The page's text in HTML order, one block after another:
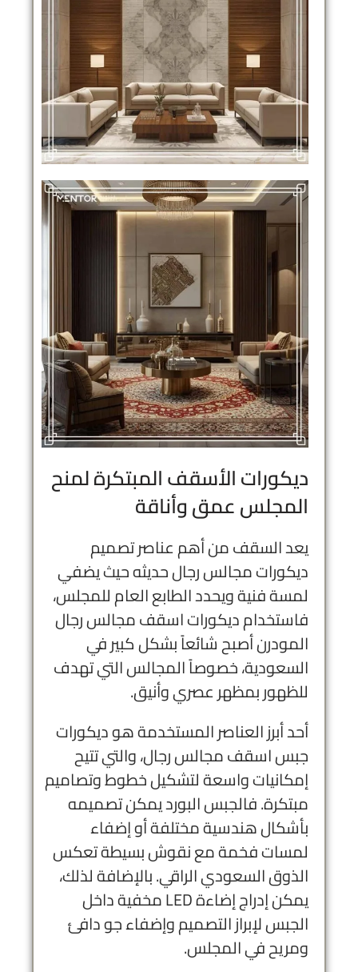
ديكورات الأسقف المبتكرة لمنح
المجلس عمق وأناقة
يعد السقف من أهم عناصر تصميم
ديكورات مجالس رجال حديثه حيث يضفي
لمسة فنية ويحدد الطابع العام للمجلس،
فاستخدام ديكورات اسقف مجالس رجال
المودرن أصبح شائعاً بشكل كبير في
السعودية، خصوصاً المجالس التي تهدف
للظهور بمظهر عصري وأنيق.
أحد أبرز العناصر المستخدمة هو ديكورات
جبس اسقف مجالس رجال، والتي تتيح
إمكانيات واسعة لتشكيل خطوط وتصاميم
مبتكرة. فالجبس البورد يمكن تصميمه
بأشكال هندسية مختلفة أو إضفاء
لمسات فخمة مع نقوش بسيطة تعكس
الذوق السعودي الراقي. بالإضافة لذلك،
يمكن إدراج إضاءة LED مخفية داخل
الجبس لإبراز التصميم وإضفاء جو دافئ
ومريح في المجلس.